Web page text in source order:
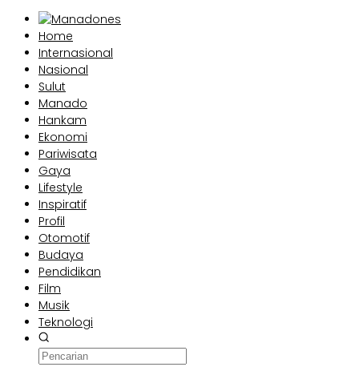
Home
Internasional
Nasional
Sulut
Manado
Hankam
Ekonomi
Pariwisata
Gaya
Lifestyle
Inspiratif
Profil
Otomotif
Budaya
Pendidikan
Film
Musik
Teknologi